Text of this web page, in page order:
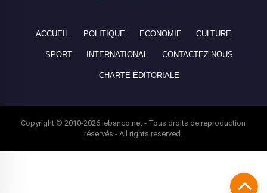
ACCUEIL POLITIQUE ECONOMIE CULTURE
SPORT INTERNATIONAL CONTACTEZ-NOUS
CHARTE ÉDITORIALE
Copyright © 2010-2026 lebanco.net - Tous droits de reproduction
réservés - All rights reserved.